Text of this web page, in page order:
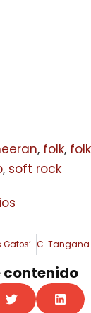
, folk,
, soft rock
Gatos’
contenido